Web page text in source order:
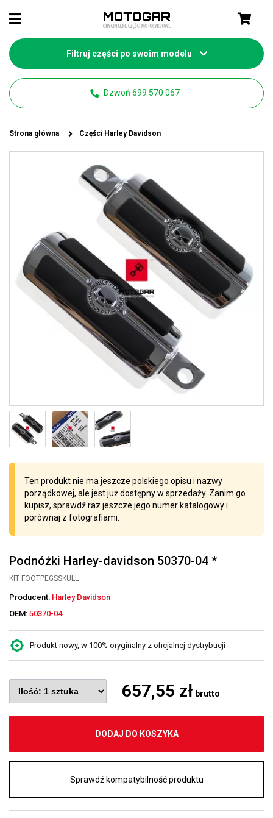
Filtruj części po swoim modelu
Dzwoń 699 570 067
Strona główna Części Harley Davidson
Ten produkt nie ma jeszcze polskiego opisu i nazwy
porządkowej, ale jest już dostępny w sprzedaży. Zanim go
kupisz, sprawdź raz jeszcze jego numer katalogowy i
porównaj z fotografiami.
Podnóżki Harley-davidson 50370-04 *
KIT FOOTPEGSSKULL
Producent: Harley Davidson
OEM: 50370-04
Produkt nowy, w 100% oryginalny z oficjalnej dystrybucji
657,55 zł brutto
DODAJ DO KOSZYKA
Sprawdź kompatybilność produktu